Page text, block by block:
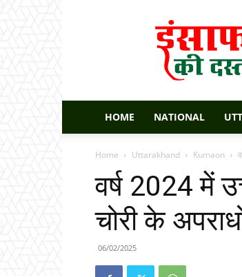
Insaaf
Ki
Dastak
HOME NATIONAL
Home Uttarakhand Kumaon
वर्ष 2024 में
चोरी के
06/02/2025